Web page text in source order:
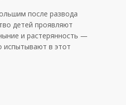
после развода
детей проявляют
и растерянность —
испытывают в этот